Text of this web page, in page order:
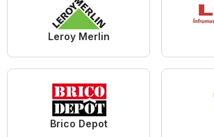
Leroy Merlin
Brico Depot